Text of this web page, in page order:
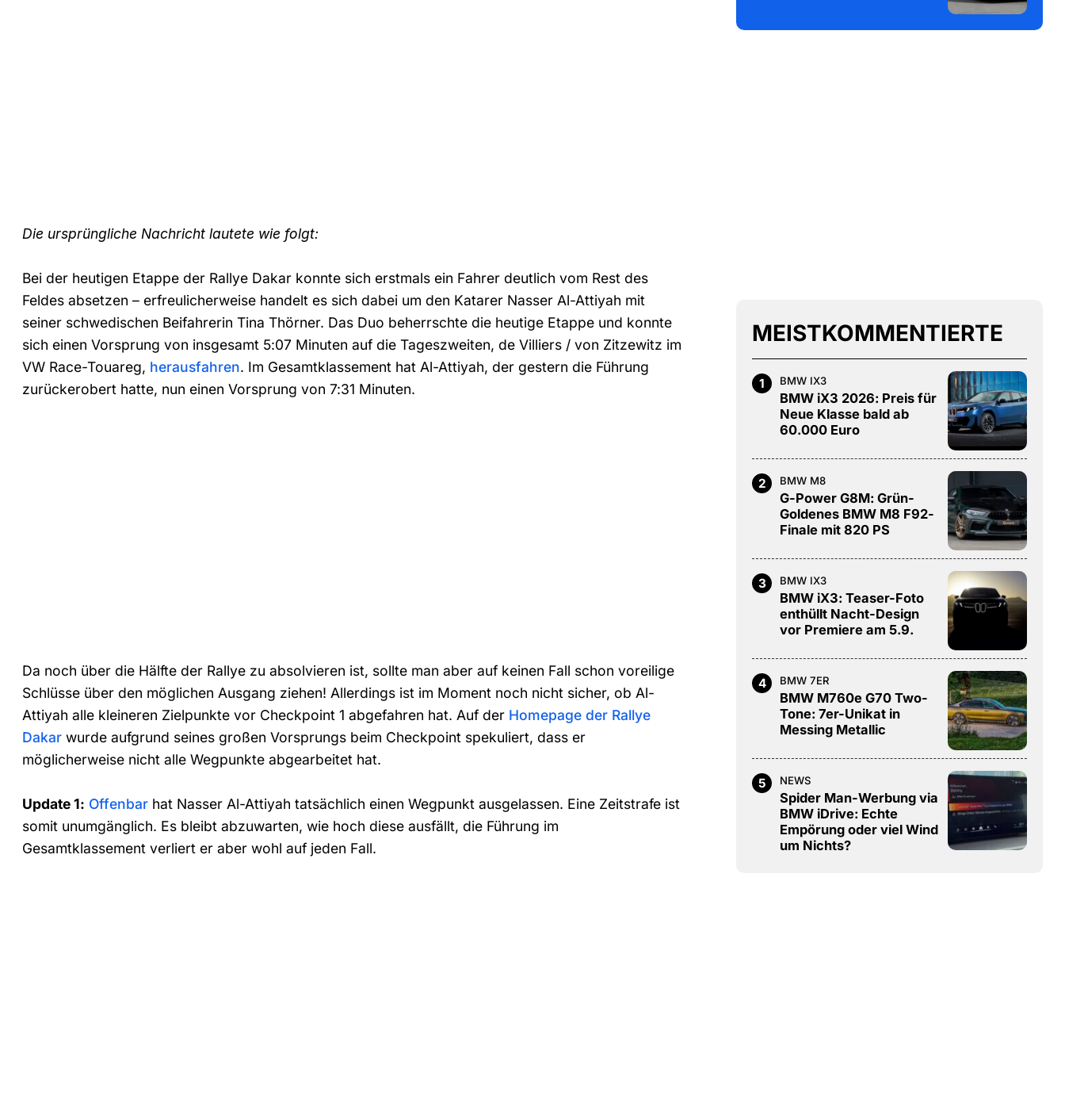
Die ursprüngliche Nachricht lautete wie folgt:
Bei der heutigen Etappe der Rallye Dakar konnte sich erstmals ein Fahrer deutlich vom Rest des
Feldes absetzen – erfreulicherweise handelt es sich dabei um den Katarer Nasser Al-Attiyah mit
seiner schwedischen Beifahrerin Tina Thörner. Das Duo beherrschte die heutige Etappe und konnte
sich einen Vorsprung von insgesamt 5:07 Minuten auf die Tageszweiten, de Villiers / von Zitzewitz im
VW Race-Touareg, herausfahren. Im Gesamtklassement hat Al-Attiyah, der gestern die Führung
zurückerobert hatte, nun einen Vorsprung von 7:31 Minuten.
Da noch über die Hälfte der Rallye zu absolvieren ist, sollte man aber auf keinen Fall schon voreilige
Schlüsse über den möglichen Ausgang ziehen! Allerdings ist im Moment noch nicht sicher, ob Al-
Attiyah alle kleineren Zielpunkte vor Checkpoint 1 abgefahren hat. Auf der Homepage der Rallye
Dakar wurde aufgrund seines großen Vorsprungs beim Checkpoint spekuliert, dass er
möglicherweise nicht alle Wegpunkte abgearbeitet hat.
Update 1: Offenbar hat Nasser Al-Attiyah tatsächlich einen Wegpunkt ausgelassen. Eine Zeitstrafe ist
somit unumgänglich. Es bleibt abzuwarten, wie hoch diese ausfällt, die Führung im
Gesamtklassement verliert er aber wohl auf jeden Fall.
MEISTKOMMENTIERTE
1 BMW IX3
BMW iX3 2026: Preis für
Neue Klasse bald ab
60.000 Euro
2 BMW M8
G-Power G8M: Grün-
Goldenes BMW M8 F92-
Finale mit 820 PS
3 BMW IX3
BMW iX3: Teaser-Foto
enthüllt Nacht-Design
vor Premiere am 5.9.
4 BMW 7ER
BMW M760e G70 Two-
Tone: 7er-Unikat in
Messing Metallic
5 NEWS
Spider Man-Werbung via
BMW iDrive: Echte
Empörung oder viel Wind
um Nichts?